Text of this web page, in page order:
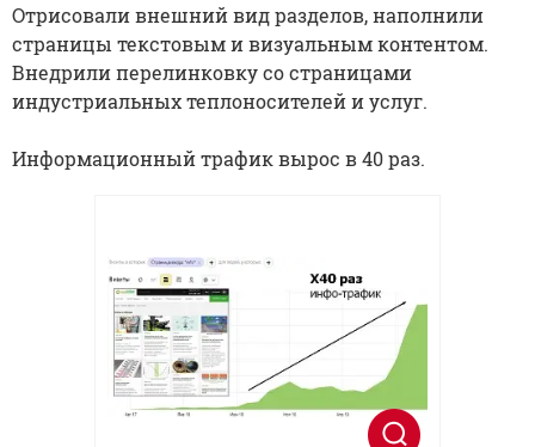
Отрисовали внешний вид разделов, наполнили
страницы текстовым и визуальным контентом.
Внедрили перелинковку со страницами
индустриальных теплоносителей и услуг.
Информационный трафик вырос в 40 раз.